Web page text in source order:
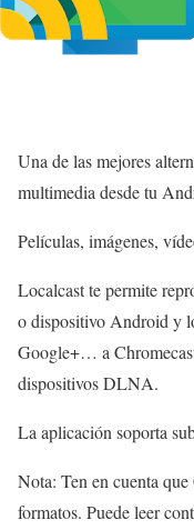
Una de las mejores
multimedia desde tu
Películas, imágenes,
Localcast te permite
o dispositivo Android y
Google+… a
dispositivos DLNA.
La aplicación soporta
Nota: Ten en cuenta
formatos. Puede leer